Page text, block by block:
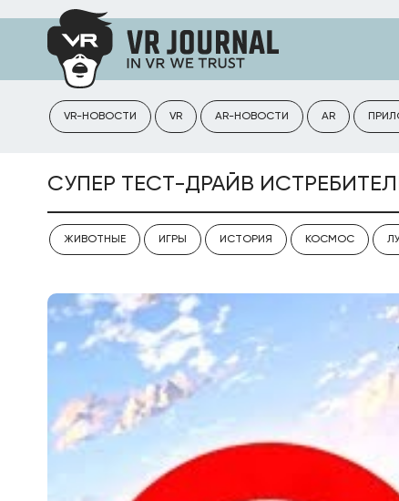
VR-НОВОСТИ VR AR-НОВОСТИ AR
СУПЕР ТЕСТ-ДРАЙВ
ЖИВОТНЫЕ ИГРЫ ИСТОРИЯ КОСМОС